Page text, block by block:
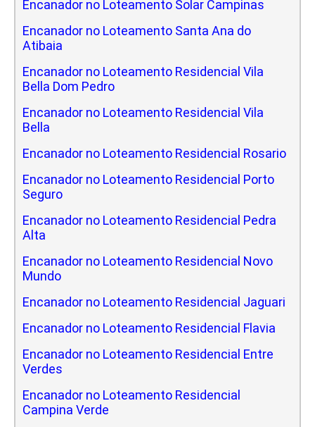
Encanador no Loteamento Solar Campinas
Encanador no Loteamento Santa Ana do
Atibaia
Encanador no Loteamento Residencial Vila
Bella Dom Pedro
Encanador no Loteamento Residencial Vila
Bella
Encanador no Loteamento Residencial Rosario
Encanador no Loteamento Residencial Porto
Seguro
Encanador no Loteamento Residencial Pedra
Alta
Encanador no Loteamento Residencial Novo
Mundo
Encanador no Loteamento Residencial Jaguari
Encanador no Loteamento Residencial Flavia
Encanador no Loteamento Residencial Entre
Verdes
Encanador no Loteamento Residencial
Campina Verde